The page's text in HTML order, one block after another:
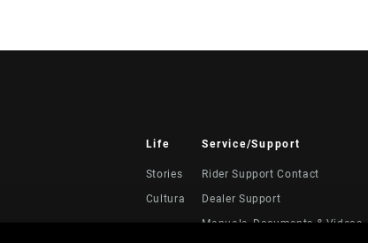
Life
Stories
Cultura
Service/Support
Rider Support Contact
Dealer Support
Manuals, Documents & Videos